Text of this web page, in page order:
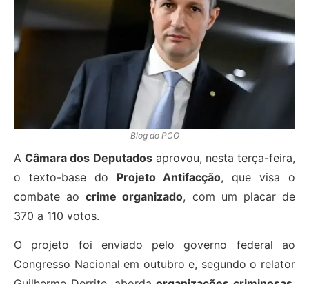
Blog do PCO
ACâmara dos Deputadosaprovou, nesta terça-feira,
o texto-base do Projeto Antifacção, que visa o
combate aocrime organizado, com um placar de
370 a 110 votos.
O projeto foi enviado pelo governo federal ao
Congresso Nacional em outubro e, segundo o relator